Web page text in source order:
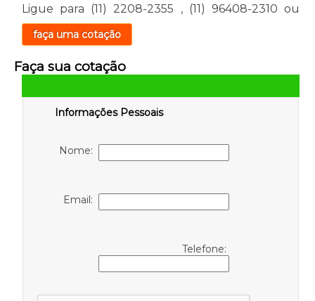
Ligue para (11) 2208-2355 , (11) 96408-2310 ou
faça uma cotação
Faça sua cotação
Informações Pessoais
Nome:
Email:
Telefone: